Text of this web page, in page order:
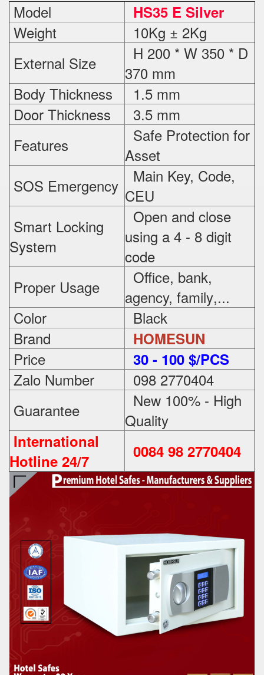
Model HS35 E Silver
Weight
10Kg ± 2Kg
External Size
H 200 * W 350 * D
370 mm
Body Thickness
1.5 mm
Door Thickness
3.5 mm
Features
Safe Protection for
Asset
SOS Emergency
Main Key, Code,
CEU
Smart Locking
System
Open and close
using a 4 - 8 digit
code
Proper Usage
Office, bank,
agency, family,...
Color
Black
Brand
HOMESUN
Price 30 - 100 $/PCS
Zalo Number
098 2770404
Guarantee
New 100% - High
Quality
International
Hotline 24/7
0084 98 2770404